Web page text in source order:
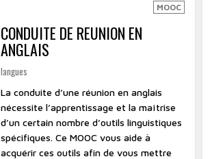
MOOC
CONDUITE DE REUNION EN
ANGLAIS
langues
La conduite d’une réunion en anglais
nécessite l’apprentissage et la maîtrise
d’un certain nombre d’outils linguistiques
spécifiques. Ce MOOC vous aide à
acquérir ces outils afin de vous mettre